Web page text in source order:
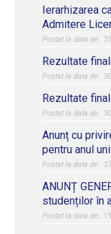
Ierarhizarea
Admitere
Rezultate
Rezultate
Anunț cu
pentru anul
ANUNȚ
studenților în